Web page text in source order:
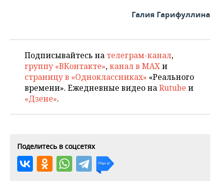
Галия Гарифуллина
Подписывайтесь на телеграм-канал,
группу «ВКонтакте»,канал в MAXи
страницу в «Одноклассниках» «Реального
времени». Ежедневные видео наRutube и
«Дзене».
Поделитесь в соцсетях